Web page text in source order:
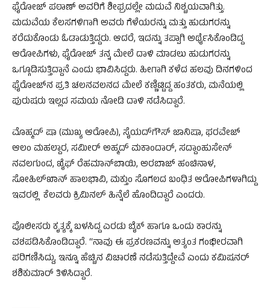
​ಫೈರೋಜ್ ಪಠಾಣ್ ಅವರಿಗೆ ಶೀಘ್ರದಲ್ಲೇ ಮದುವೆ ನಿಶ್ಚಯವಾಗಿತ್ತು.
ಮದುವೆಯ ಕೆಲಸಗಳಿಗಾಗಿ ಅವರು ಗೆಳೆಯರನ್ನು ಮತ್ತು ಹುಡುಗರನ್ನು
ಕರೆದುಕೊಂಡು ಓಡಾಡುತ್ತಿದ್ದರು. ಆದರೆ, ಇದನ್ನು ತಪ್ಪಾಗಿ ಅರ್ಥೈಸಿಕೊಂಡಿದ್ದ
ಆರೋಪಿಗಳು, ಫೈರೋಜ್ ತನ್ನ ಮೇಲೆ ದಾಳಿ ಮಾಡಲು ಹುಡುಗರನ್ನು
ಒಗ್ಗೂಡಿಸುತ್ತಿದ್ದಾನೆ ಎಂದು ಭಾವಿಸಿದ್ದರು. ಹೀಗಾಗಿ ಕಳೆದ ಹಲವು ದಿನಗಳಿಂದ
ಫೈರೋಜ್‌ನ ಪ್ರತಿ ಚಲನವಲನದ ಮೇಲೆ ಕಣ್ಣಿಟ್ಟಿದ್ದ ಹಂತಕರು, ಮನೆಯಲ್ಲಿ
ಪುರುಷರು ಇಲ್ಲದ ಸಮಯ ನೋಡಿ ದಾಳಿ ನಡೆಸಿದ್ದಾರೆ.
ಮೊಹ್ಮದ್ ಷಾ (ಮುಖ್ಯ ಆರೋಪಿ), ​ಸೈಯದ್‌ಗೌಸ್ ಜಾನಿಷಾ, ​ಫರವೇಜ್
ಆಲಂ ಮಹಲ್ದಾರ, ​ಸಮೀರ್ ಅಹ್ಮದ್ ಮಕಾಂದಾರ್, ​ಸದ್ದಾಂಹುಸೇನ್
ನವಲಗುಂದ, ​ಖೈಫ್ ರೆಹಮಾನ್‌ಬಾಯಿ, ​ಅರಬಾಜ್ ಹಂಚಿನಾಳ, ​
ಸೋಹಿಲ್‌ಖಾನ್ ಹಾಲಭಾವಿ, ​ಮಕ್ತುಂ ಸೊಗಲದ ​ಬಂಧಿತ ಆರೋಪಿಗಳಾಗಿದ್ದು
ಇವರಲ್ಲಿ ಕೆಲವರು ಕ್ರಿಮಿನಲ್ ಹಿನ್ನೆಲೆ ಹೊಂದಿದ್ದಾರೆ ಎಂದರು.
ಪೊಲೀಸರು ಕೃತ್ಯಕ್ಕೆ ಬಳಸಿದ್ದ ಎರಡು ಬೈಕ್ ಹಾಗೂ ಒಂದು ಕಾರನ್ನು
ವಶಪಡಿಸಿಕೊಂಡಿದ್ದಾರೆ. “ನಾವು ಈ ಪ್ರಕರಣವನ್ನು ಅತ್ಯಂತ ಗಂಭೀರವಾಗಿ
ಪರಿಗಣಿಸಿದ್ದು, ಇನ್ನೂ ಹೆಚ್ಚಿನ ವಿಚಾರಣೆ ನಡೆಸುತ್ತಿದ್ದೇವೆ ಎಂದು ಕಮಿಷನರ್
ಶಶಿಕುಮಾರ್ ತಿಳಿಸಿದ್ದಾರೆ.